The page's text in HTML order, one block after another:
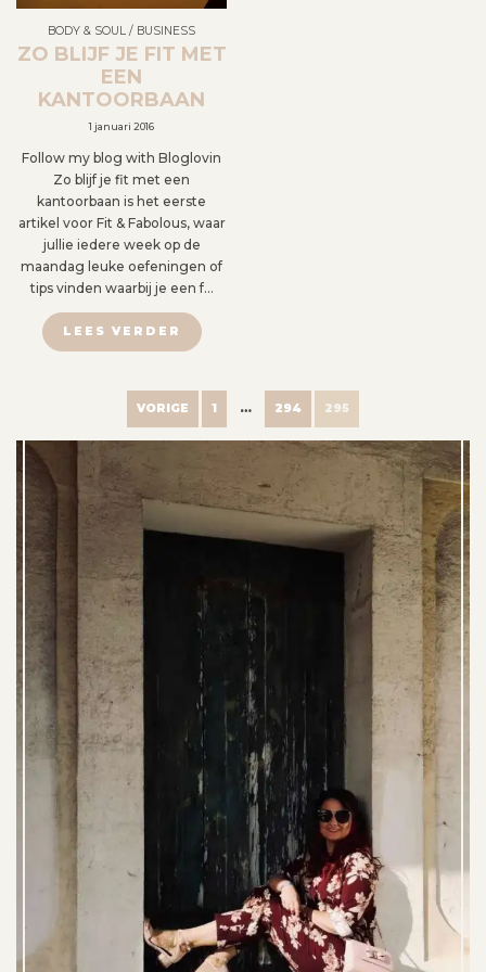
BODY & SOUL / BUSINESS
ZO BLIJF JE FIT MET
EEN
KANTOORBAAN
1 januari 2016
Follow my blog with Bloglovin
Zo blijf je fit met een
kantoorbaan is het eerste
artikel voor Fit & Fabolous, waar
jullie iedere week op de
maandag leuke oefeningen of
tips vinden waarbij je een f…
LEES VERDER
B
R
C
H
E
N
P
A
G
I
N
E
R
N
G
VORIGE 1 … 294 295